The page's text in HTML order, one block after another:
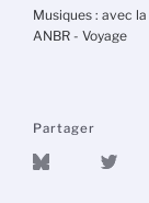
Musiques : avec
ANBR - Voyage
Partager